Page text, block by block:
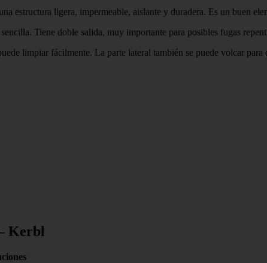
estructura ligera, impermeable, aislante y duradera. Es un buen
Tiene doble salida, muy importante para posibles fugas
limpiar fácilmente. La parte lateral también se puede volcar
Kerbl